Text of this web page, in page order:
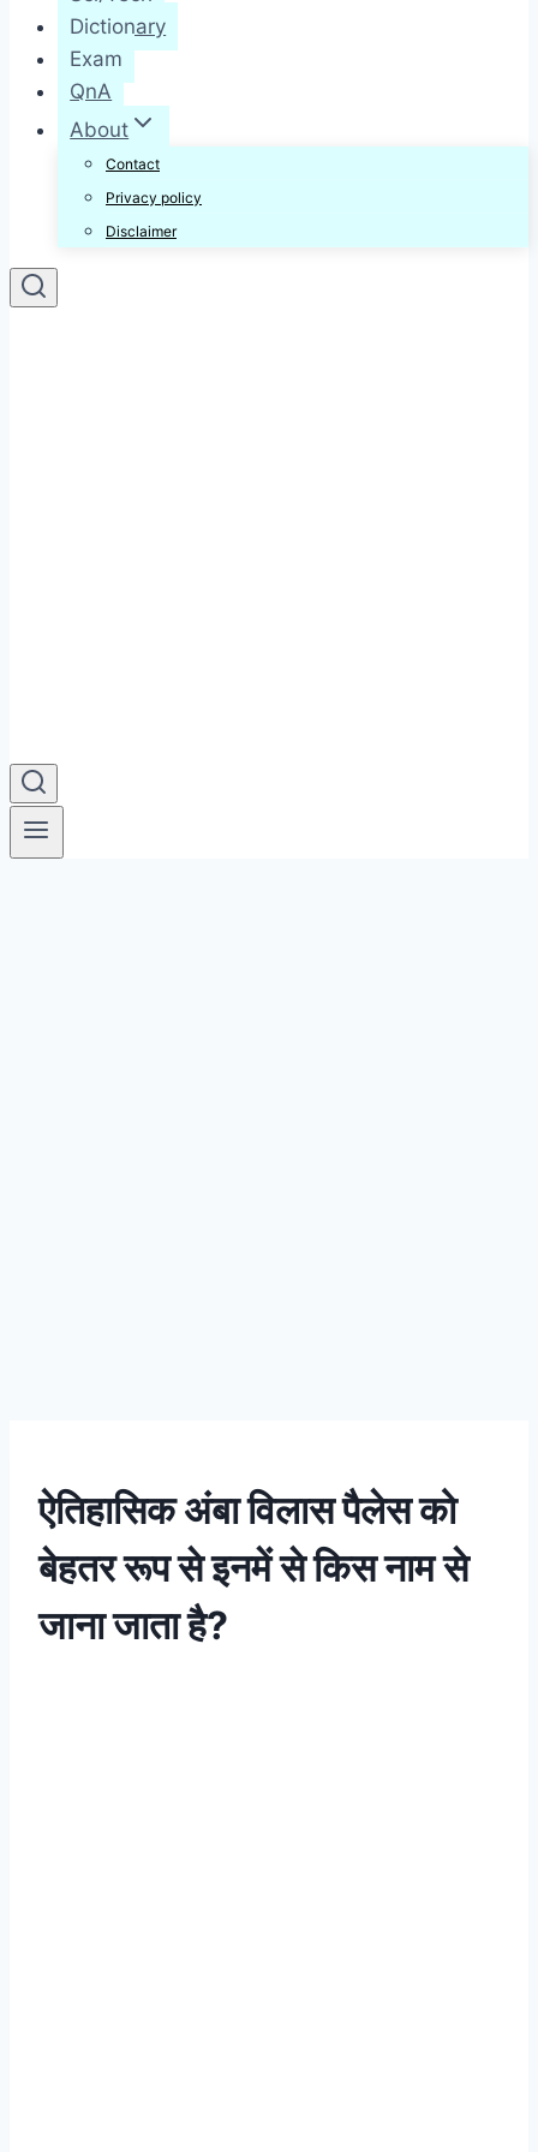
Dictionary
Exam
QnA
About
Contact
Privacy policy
Disclaimer
ऐतिहासिक अंबा विलास पैलेस को
बेहतर रूप से इनमें से किस नाम से
जाना जाता है?